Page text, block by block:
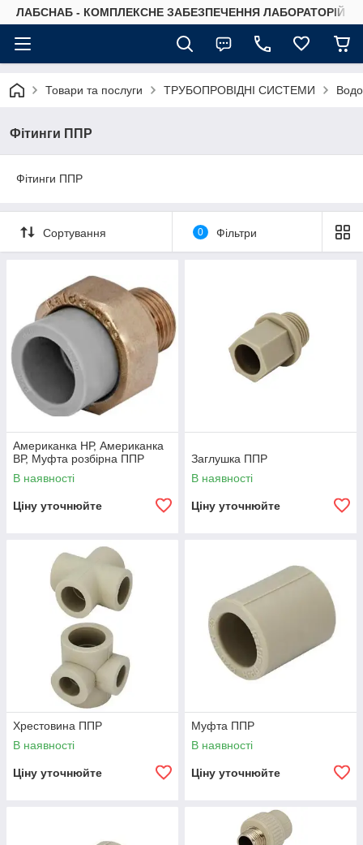
ЛАБСНАБ - КОМПЛЕКСНЕ ЗАБЕЗПЕЧЕННЯ ЛАБОРАТОРІЙ
Товари та послуги ТРУБОПРОВІДНІ СИСТЕМИ
Фітинги ППР
Фітинги ППР
Сортування 0 Фільтри
Американка НР, Американка
ВР, Муфта розбірна ППР
В наявності
Ціну уточнюйте
Заглушка ППР
В наявності
Ціну уточнюйте
Хрестовина ППР
В наявності
Ціну уточнюйте
Муфта ППР
В наявності
Ціну уточнюйте